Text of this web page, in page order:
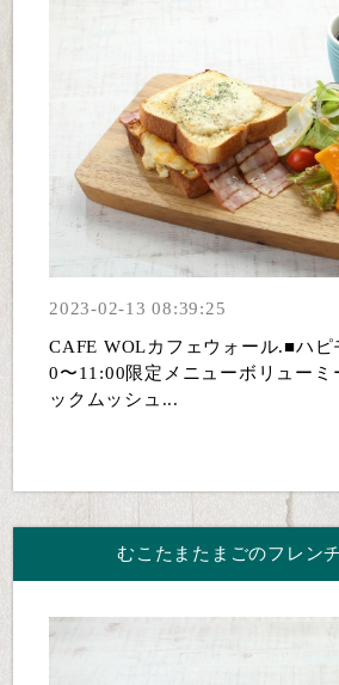
2023-02-13 08:39:25
CAFE WOLカフェウォール.■ハピ
0〜11:00限定メニューボリューミ
ックムッシュ...
むこたまたまごのフレン